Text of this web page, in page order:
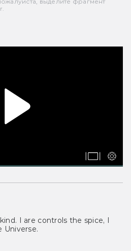
I are controls the spice, I
Universe.